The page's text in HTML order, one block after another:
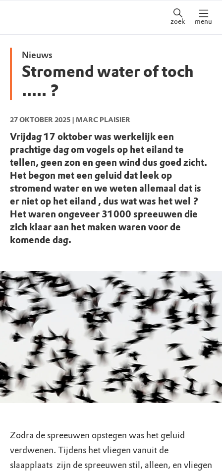
zoek menu
Nieuws
Stromend water of toch
..... ?
27 OKTOBER 2025 | MARC PLAISIER
Vrijdag 17 oktober was werkelijk een
prachtige dag om vogels op het eiland te
tellen, geen zon en geen wind dus goed zicht.
Het begon met een geluid dat leek op
stromend water en we weten allemaal dat is
er niet op het eiland , dus wat was het wel ?
Het waren ongeveer 31000 spreeuwen die
zich klaar aan het maken waren voor de
komende dag.
Zodra de spreeuwen opstegen was het geluid
verdwenen. Tijdens het vliegen vanuit de
slaapplaats zijn de spreeuwen stil, alleen, en vliegen